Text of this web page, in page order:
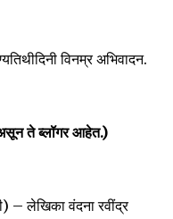
विनम्र अभिवादन.
असून ते ब्लॉगर आहेत.)
– लेखिका वंदना रवींद्र